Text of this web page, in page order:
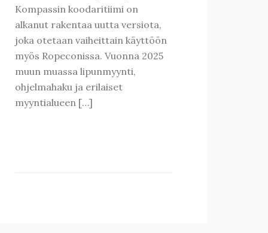
Kompassin koodaritiimi on
alkanut rakentaa uutta versiota,
joka otetaan vaiheittain käyttöön
myös Ropeconissa. Vuonna 2025
muun muassa lipunmyynti,
ohjelmahaku ja erilaiset
myyntialueen […]